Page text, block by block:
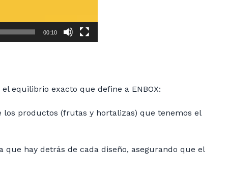
00:10
equilibrio exacto que define a ENBOX:
productos (frutas y hortalizas) que tenemos el
hay detrás de cada diseño, asegurando que el